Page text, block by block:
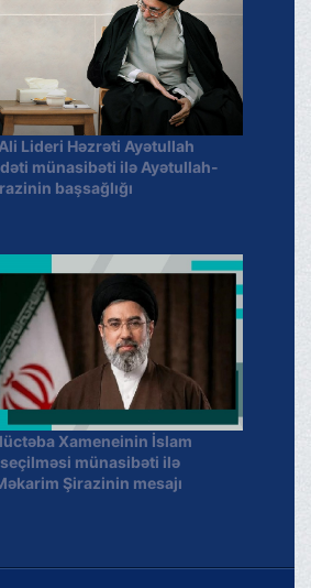
Lideri Həzrəti Ayətullah
münasibəti ilə Ayətullah-
başsağlığı
Xameneinin İslam
seçilməsi münasibəti ilə
Şirazinin mesajı